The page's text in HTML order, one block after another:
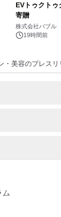
EVトゥクト
寄贈
株式会社バブル
19時間前
・美容のプレス
ム